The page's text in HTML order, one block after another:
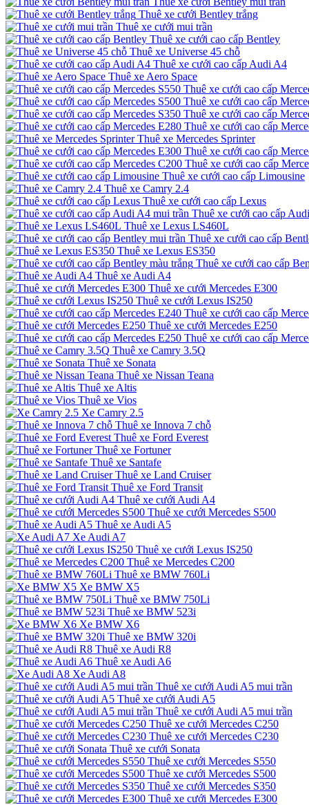
Thuê xe cưới Bentley trắng
Thuê xe cưới mui trần
Thuê xe cưới cao cấp Bentley
Thuê xe Universe 45 chỗ
Thuê xe cưới cao cấp Audi A4
Thuê xe Aero Space
Thuê xe cưới cao cấp
Thuê xe cưới cao cấp
Thuê xe cưới cao cấp
Thuê xe cưới cao cấp
Thuê xe Mercedes Sprinter
Thuê xe cưới cao cấp
Thuê xe cưới cao cấp
Thuê xe cưới cao cấp Limousine
Thuê xe Camry 2.4
Thuê xe cưới cao cấp Lexus
Thuê xe cưới cao cấp
Thuê xe Lexus LS460L
Thuê xe cưới cao cấp
Thuê xe Lexus ES350
Thuê xe cưới cao cấp
Thuê xe Audi A4
Thuê xe cưới Mercedes E300
Thuê xe cưới Lexus IS250
Thuê xe cưới cao cấp
Thuê xe cưới Mercedes E250
Thuê xe cưới cao cấp
Thuê xe Camry 3.5Q
Thuê xe Sonata
Thuê xe Nissan Teana
Thuê xe Altis
Thuê xe Vios
Xe Camry 2.5
Thuê xe Innova 7 chỗ
Thuê xe Ford Everest
Thuê xe Fortuner
Thuê xe Santafe
Thuê xe Land Cruiser
Thuê xe Ford Transit
Thuê xe cưới Audi A4
Thuê xe cưới Mercedes S500
Thuê xe Audi A5
Xe Audi A7
Thuê xe cưới Lexus IS250
Thuê xe Mercedes C200
Thuê xe BMW 760Li
Xe BMW X5
Thuê xe BMW 750Li
Thuê xe BMW 523i
Xe BMW X6
Thuê xe BMW 320i
Thuê xe Audi R8
Thuê xe Audi A6
Xe Audi A8
Thuê xe cưới Audi A5 mui trần
Thuê xe cưới Audi A5
Thuê xe cưới Audi A5 mui trần
Thuê xe cưới Mercedes C250
Thuê xe cưới Mercedes C230
Thuê xe cưới Sonata
Thuê xe cưới Mercedes S550
Thuê xe cưới Mercedes S500
Thuê xe cưới Mercedes S350
Thuê xe cưới Mercedes E300